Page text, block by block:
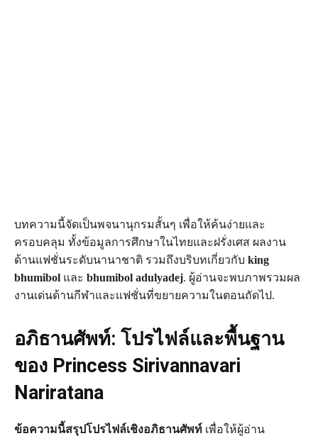
บทความนี้จัดเป็นพจนานุกรมสั้นๆ เพื่อให้ค้นง่ายและ
ครอบคลุม ทั้งข้อมูลการศึกษาในไทยและฝรั่งเศส ผลงาน
ด้านแฟชั่นระดับนานาชาติ รวมถึงบริบทเกี่ยวกับ king
bhumibol และ bhumibol adulyadej. ผู้อ่านจะพบภาพรวมผล
งานเด่นด้านกีฬาและแฟชั่นที่ขยายความในตอนถัดไป.
อภิธานศัพท์: โปรไฟล์และพื้นฐาน
ของ Princess Sirivannavari
Nariratana
ข้อความนี้สรุปโปรไฟล์เชิงอภิธานศัพท์ เพื่อให้ผู้อ่าน